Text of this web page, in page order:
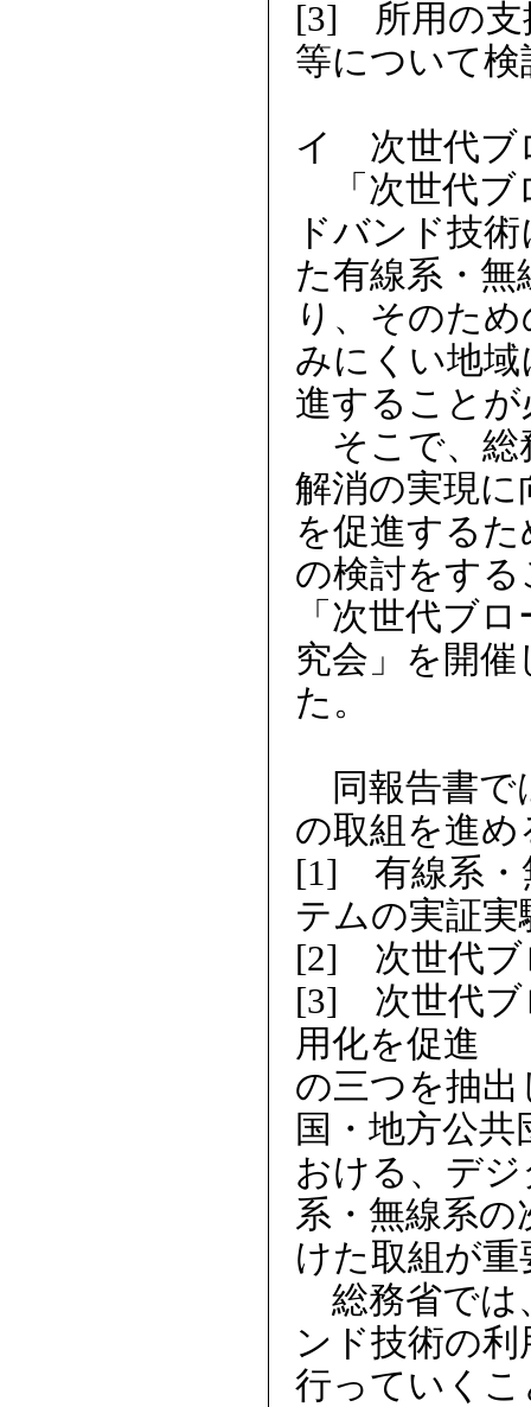
[3] 所用の支
等について
イ 次世代ブ
「次世代ブ
ドバンド技
た有線系・
り、そのた
みにくい地
進すること
そこで、総
解消の実現
を促進する
の検討をす
「次世代ブ
究会」を開
た。
同報告書で
の取組を進
[1] 有線系・
テムの実証実
[2] 次世代ブ
[3] 次世代ブ
用化を促進
の三つを抽
国・地方公
おける、デ
系・無線系
けた取組が
総務省では
ンド技術の
行っていく